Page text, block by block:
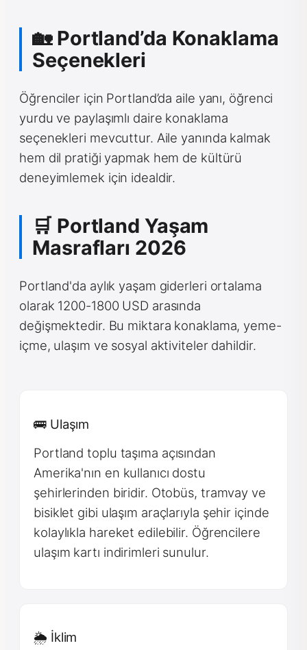
🏡 Portland’da Konaklama
Seçenekleri
Öğrenciler için Portland’da aile yanı, öğrenci
yurdu ve paylaşımlı daire konaklama
seçenekleri mevcuttur. Aile yanında kalmak
hem dil pratiği yapmak hem de kültürü
deneyimlemek için idealdir.
🛒 Portland Yaşam
Masrafları 2026
Portland'da aylık yaşam giderleri ortalama
olarak 1200-1800 USD arasında
değişmektedir. Bu miktara konaklama, yeme-
içme, ulaşım ve sosyal aktiviteler dahildir.
🚌 Ulaşım
Portland toplu taşıma açısından
Amerika'nın en kullanıcı dostu
şehirlerinden biridir. Otobüs, tramvay ve
bisiklet gibi ulaşım araçlarıyla şehir içinde
kolaylıkla hareket edilebilir. Öğrencilere
ulaşım kartı indirimleri sunulur.
🌦 İklim